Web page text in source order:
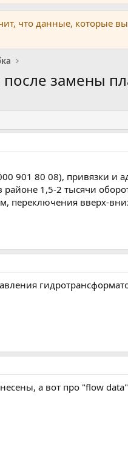
что данные, которые
замены
901 80 08), привязки и
1,5-2 тысячи
переключения вверх-
а вот про "flow